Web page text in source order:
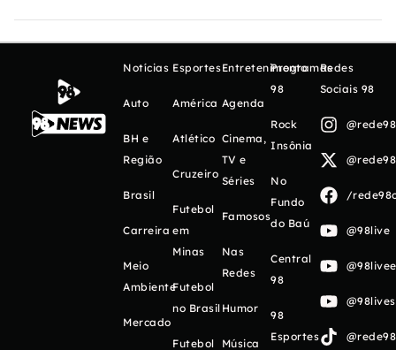
Notícias
Auto
BH e
Região
Brasil
Carreira
Meio
Ambiente
Mercado
Esportes
América
Atlético
Cruzeiro
Futebol
em
Minas
Futebol
no Brasil
Futebol
Entretenimento
Agenda
Cinema,
TV e
Séries
Famosos
Nas
Redes
Humor
Música
Programas
98
Rock
Insônia
No
Fundo
do Baú
Central
98
98
Esportes
Redes
Sociais 98
/
@98live